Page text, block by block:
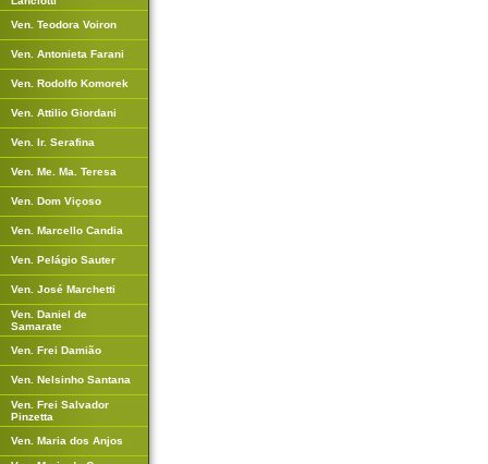
Ven. Teodora Voiron
Ven. Antonieta Farani
Ven. Rodolfo Komorek
Ven. Attilio Giordani
Ven. Ir. Serafina
Ven. Me. Ma. Teresa
Ven. Dom Viçoso
Ven. Marcello Candia
Ven. Pelágio Sauter
Ven. José Marchetti
Ven. Daniel de
Samarate
Ven. Frei Damião
Ven. Nelsinho Santana
Ven. Frei Salvador
Pinzetta
Ven. Maria dos Anjos